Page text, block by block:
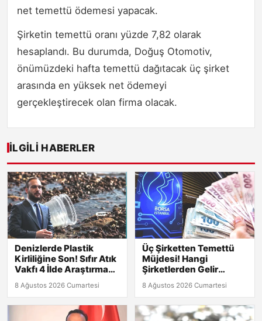
net temettü ödemesi yapacak.
Şirketin temettü oranı yüzde 7,82 olarak
hesaplandı. Bu durumda, Doğuş Otomotiv,
önümüzdeki hafta temettü dağıtacak üç şirket
arasında en yüksek net ödemeyi
gerçekleştirecek olan firma olacak.
İLGILI HABERLER
Denizlerde Plastik
Kirliliğine Son! Sıfır Atık
Vakfı 4 İlde Araştırma
Başlatıyor
8 Ağustos 2026 Cumartesi
Üç Şirketten Temettü
Müjdesi! Hangi
Şirketlerden Gelir
Bekleniyor?
8 Ağustos 2026 Cumartesi